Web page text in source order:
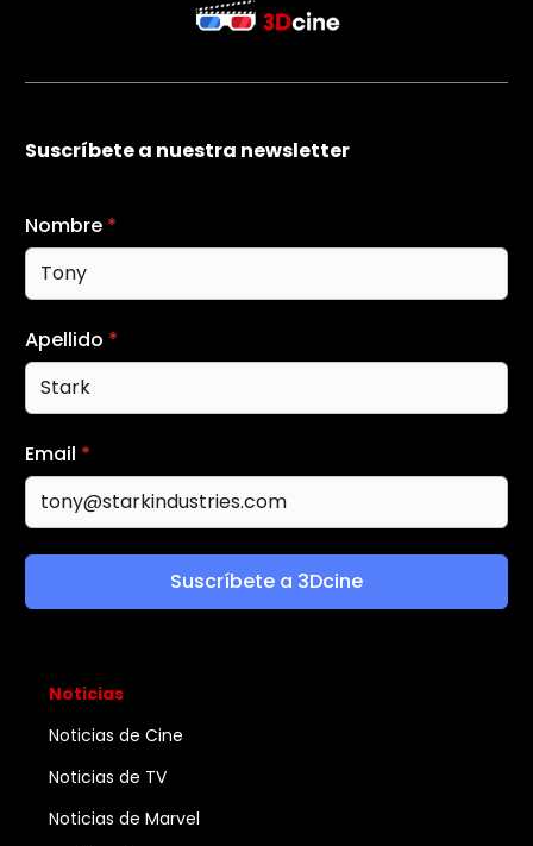
Suscríbete a nuestra newsletter
Nombre *
Apellido *
Email *
Suscríbete a 3Dcine
Noticias
Noticias de Cine
Noticias de TV
Noticias de Marvel